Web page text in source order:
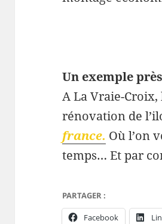
Un exemple
A La Vraie-
rénovation de
france. Où l’on
temps… Et par
PARTAGER :
Facebook